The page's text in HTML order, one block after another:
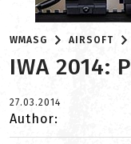
WMASG AIRSOFT
IWA 2014:
27.03.2014
Author: